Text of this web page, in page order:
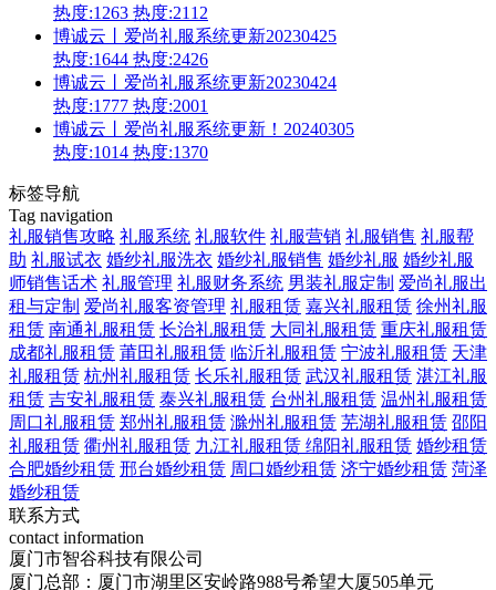
热度:1263 热度:2112
博诚云丨爱尚礼服系统更新20230425
热度:1644 热度:2426
博诚云丨爱尚礼服系统更新20230424
热度:1777 热度:2001
博诚云丨爱尚礼服系统更新！20240305
热度:1014 热度:1370
标签导航
Tag navigation
礼服销售攻略 礼服系统 礼服软件 礼服营销 礼服销售 礼服帮
助 礼服试衣 婚纱礼服洗衣 婚纱礼服销售 婚纱礼服 婚纱礼服
师销售话术 礼服管理 礼服财务系统 男装礼服定制 爱尚礼服出
租与定制 爱尚礼服客资管理 礼服租赁 嘉兴礼服租赁 徐州礼服
租赁 南通礼服租赁 长治礼服租赁 大同礼服租赁 重庆礼服租赁
成都礼服租赁 莆田礼服租赁 临沂礼服租赁 宁波礼服租赁 天津
礼服租赁 杭州礼服租赁 长乐礼服租赁 武汉礼服租赁 湛江礼服
租赁 吉安礼服租赁 泰兴礼服租赁 台州礼服租赁 温州礼服租赁
周口礼服租赁 郑州礼服租赁 滁州礼服租赁 芜湖礼服租赁 邵阳
礼服租赁 衢州礼服租赁 九江礼服租赁 绵阳礼服租赁 婚纱租赁
合肥婚纱租赁 邢台婚纱租赁 周口婚纱租赁 济宁婚纱租赁 菏泽
婚纱租赁
联系方式
contact information
厦门市智谷科技有限公司
厦门总部：厦门市湖里区安岭路988号希望大厦505单元